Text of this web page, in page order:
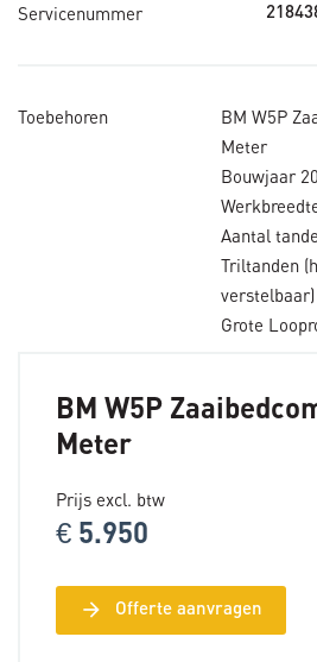
Servicenummer
Toebehoren
BM W5P
Meter
Bouwjaar
Aantal
Triltanden
verstelbaar)
Grote
BM W5P
Meter
Prijs excl. btw
€ 5.950
arrow_forward Offerte aanvragen